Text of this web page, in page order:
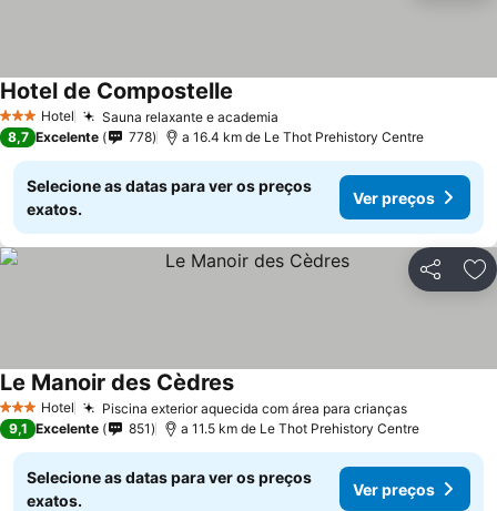
3 EstrelasHotel Sauna relaxante e academia
Hotel de Compostelle
8,7 Excelente 778 a 16.4 km de Le Thot Prehistory Centre
Selecione as datas para ver os preços
exatos.
Ver preços
Partilhar
3 EstrelasHotel Piscina exterior aquecida com área para crianças
Le Manoir des Cèdres
9,1 Excelente 851 a 11.5 km de Le Thot Prehistory Centre
Selecione as datas para ver os preços
exatos.
Ver preços